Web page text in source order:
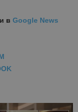
в Google News